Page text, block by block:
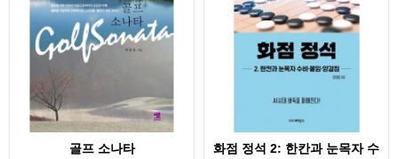
골프 소나타
화점 정석 2: 한칸과 눈목자 수